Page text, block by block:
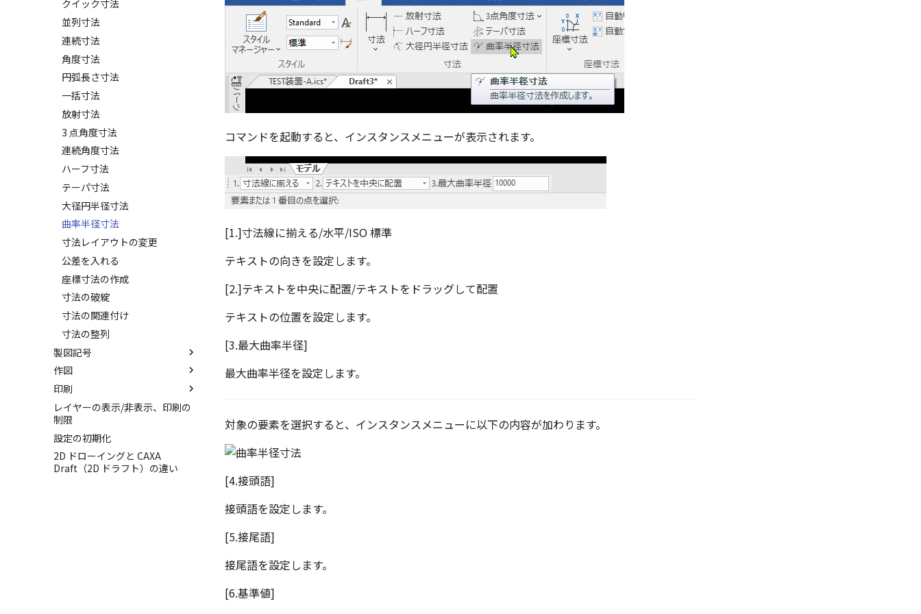
スタイルの設定
スタイルの作成と削除
テキストスタイル
寸法スタイル
溶接引出線スタイル
幾何公差スタイル
面の指示記号スタイル
溶接記号スタイル
データム記号スタイル
断面記号スタイル
パーツ番号スタイル
部品表スタイル
表スタイル
テンプレートの保存
DWG/DXF とシェイプフォント
の準備
DWG/DXF ファイルを開く
図枠/表題欄の分解
レイアウト設定
テキストの調整/新規作成
図枠/表題欄の定義と保存
図枠/表題欄の属性定義
マッチングルールの作成
部分断面
省略図
詳細図
破断面
トリミング
相対ビュー
図の移動
投影図の構成要素のレイヤーを
指定
投影レイヤーの選択/変更
投影図を修正する
線の非表示/再表示
曲線のプロパティ
パーツプロパティ
Excel に出力
画像の挿入
クイック寸法
並列寸法
連続寸法
角度寸法
円弧長さ寸法
一括寸法
放射寸法
3 点角度寸法
連続角度寸法
ハーフ寸法
テーパ寸法
大径円半径寸法
曲率半径寸法
寸法レイアウトの変更
公差を入れる
座標寸法の作成
寸法の破綻
寸法の関連付け
寸法の整列
製図記号
幾何公差
面の指示記号
溶接記号
引出線
面取り寸法
穴寸法
作図
座標系の設定
座標入力について
オブジェクトの選択
オブジェクト スナップ機能
線
印刷
図面の印刷
スマート印刷
レイヤーの表示/非表示、印刷の
制限
設定の初期化
2D ドローイングと CAXA
Draft（2D ドラフト）の違い
コマンドを起動すると、インスタンスメニューが表示されます。
[1.]寸法線に揃える/水平/ISO 標準
テキストの向きを設定します。
[2.]テキストを中央に配置/テキストをドラッグして配置
テキストの位置を設定します。
[3.最大曲率半径]
最大曲率半径を設定します。
対象の要素を選択すると、インスタンスメニューに以下の内容が加わります。
[4.接頭語]
接頭語を設定します。
[5.接尾語]
接尾語を設定します。
[6.基準値]